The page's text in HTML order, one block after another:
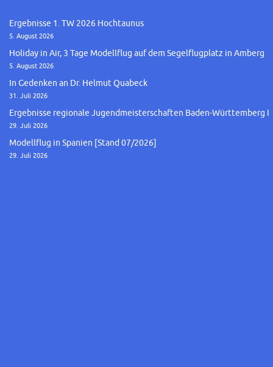
Ergebnisse 1. TW 2026 Hochtaunus
5. August 2026
Holiday in Air, 3 Tage Modellflug auf dem Segelflugplatz in Amberg
5. August 2026
In Gedenken an Dr. Helmut Quabeck
31. Juli 2026
Ergebnisse regionale Jugendmeisterschaften Baden-Württemberg I
29. Juli 2026
Modellflug in Spanien [Stand 07/2026]
29. Juli 2026